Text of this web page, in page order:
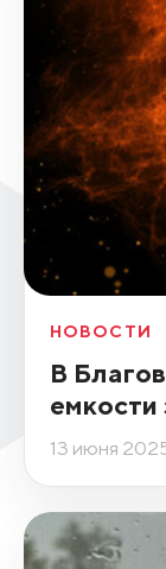
НОВОСТИ
В
емкости
13 июня